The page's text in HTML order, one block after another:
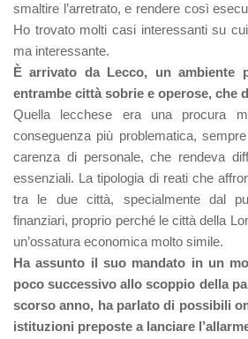
smaltire l’arretrato, e rendere così
Ho trovato molti casi interessanti su
ma interessante.
È arrivato da Lecco, un ambiente
entrambe città sobrie e operose, che
Quella lecchese era una procura
conseguenza più problematica,
carenza di personale, che rendeva
essenziali. La tipologia di reati che
tra le due città, specialmente dal
finanziari, proprio perché le città della
un’ossatura economica molto simile.
Ha assunto il suo mandato in un
poco successivo allo scoppio della
scorso anno, ha parlato di possibili
istituzioni preposte a lanciare